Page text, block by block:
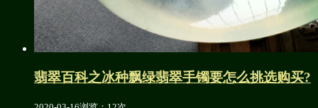
翡翠百科之冰种飘绿翡翠手镯要怎么挑选购买?